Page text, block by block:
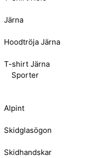
Järna
Hoodtröja Järna
T-shirt Järna
Sporter
Alpint
Skidglasögon
Skidhandskar